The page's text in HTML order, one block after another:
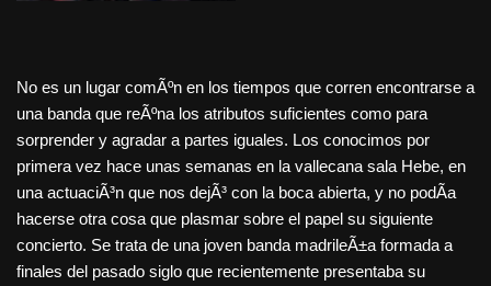
No es un lugar comÃºn en los tiempos que corren encontrarse a
una banda que reÃºna los atributos suficientes como para
sorprender y agradar a partes iguales. Los conocimos por
primera vez hace unas semanas en la vallecana sala Hebe, en
una actuaciÃ³n que nos dejÃ³ con la boca abierta, y no podÃ­a
hacerse otra cosa que plasmar sobre el papel su siguiente
concierto. Se trata de una joven banda madrileÃ±a formada a
finales del pasado siglo que recientemente presentaba su